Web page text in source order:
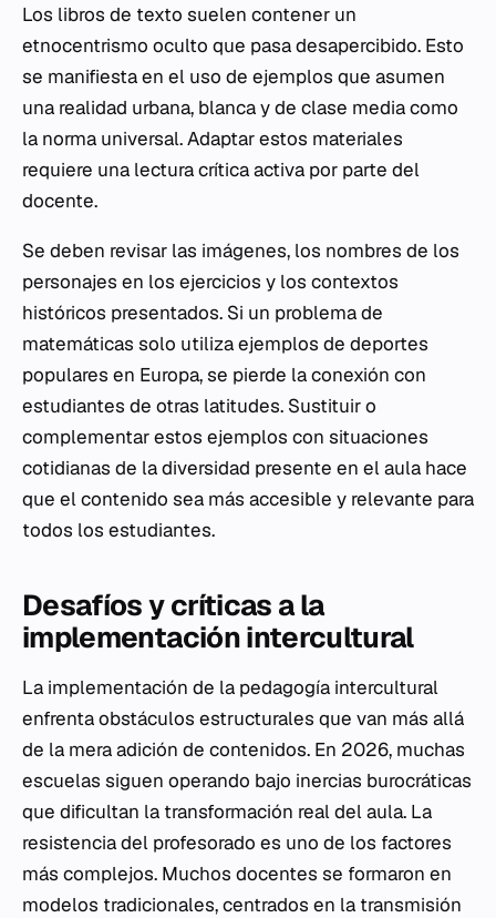
Los libros de texto suelen contener un
etnocentrismo oculto que pasa desapercibido. Esto
se manifiesta en el uso de ejemplos que asumen
una realidad urbana, blanca y de clase media como
la norma universal. Adaptar estos materiales
requiere una lectura crítica activa por parte del
docente.
Se deben revisar las imágenes, los nombres de los
personajes en los ejercicios y los contextos
históricos presentados. Si un problema de
matemáticas solo utiliza ejemplos de deportes
populares en Europa, se pierde la conexión con
estudiantes de otras latitudes. Sustituir o
complementar estos ejemplos con situaciones
cotidianas de la diversidad presente en el aula hace
que el contenido sea más accesible y relevante para
todos los estudiantes.
Desafíos y críticas a la
implementación intercultural
La implementación de la pedagogía intercultural
enfrenta obstáculos estructurales que van más allá
de la mera adición de contenidos. En 2026, muchas
escuelas siguen operando bajo inercias burocráticas
que dificultan la transformación real del aula. La
resistencia del profesorado es uno de los factores
más complejos. Muchos docentes se formaron en
modelos tradicionales, centrados en la transmisión